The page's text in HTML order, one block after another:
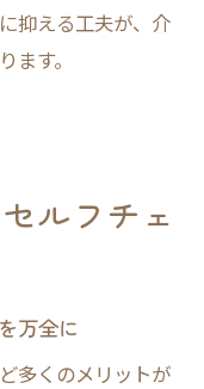
抑える工夫が、介
す。
ルフチェ
万全に
多くのメリットが